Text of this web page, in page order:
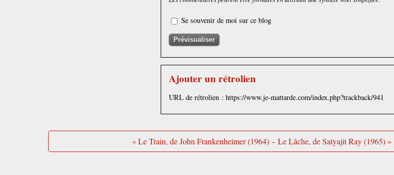
Se souvenir de moi sur ce blog
Ajouter un rétrolien
URL de rétrolien : https://www.je-mattarde.com/index.php?trackback/941
« Le Train, de John Frankenheimer (1964) - Le Lâche, de Satyajit Ray (1965) »